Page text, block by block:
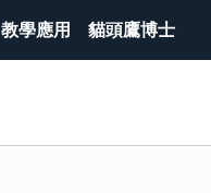
教學應用 貓頭鷹博士